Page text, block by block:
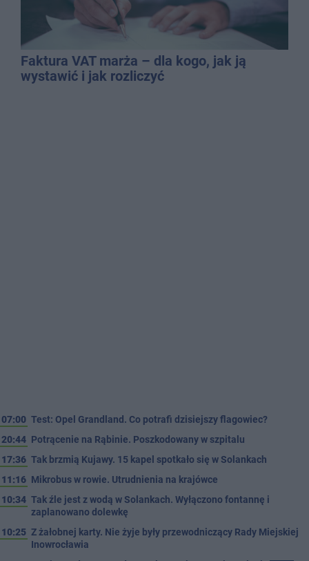
Faktura VAT marża – dla kogo, jak ją
wystawić i jak rozliczyć
07:00 Test: Opel Grandland. Co potrafi dzisiejszy flagowiec?
20:44 Potrącenie na Rąbinie. Poszkodowany w szpitalu
17:36 Tak brzmią Kujawy. 15 kapel spotkało się w Solankach
11:16 Mikrobus w rowie. Utrudnienia na krajówce
10:34 Tak źle jest z wodą w Solankach. Wyłączono fontannę i
zaplanowano dolewkę
10:25 Z żałobnej karty. Nie żyje były przewodniczący Rady Miejskiej
Inowrocławia